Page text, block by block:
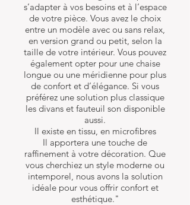
s’adapter à vos besoins et à l’espace
de votre pièce. Vous avez le choix
entre un modèle avec ou sans relax,
en version grand ou petit, selon la
taille de votre intérieur. Vous pouvez
également opter pour une chaise
longue ou une méridienne pour plus
de confort et d’élégance. Si vous
préférez une solution plus classique
les divans et fauteuil son disponible
aussi.
Il existe en tissu, en microfibres
Il apportera une touche de
raffinement à votre décoration. Que
vous cherchiez un style moderne ou
intemporel, nous avons la solution
idéale pour vous offrir confort et
esthétique."